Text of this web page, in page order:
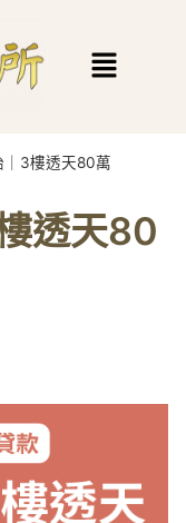
｜3樓透天80萬
透天80